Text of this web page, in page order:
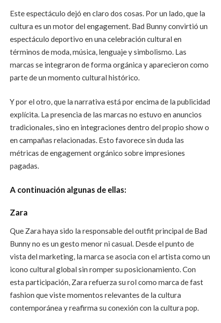
Este espectáculo dejó en claro dos cosas. Por un lado, que la
cultura es un motor del engagement. Bad Bunny convirtió un
espectáculo deportivo en una celebración cultural en
términos de moda, música, lenguaje y simbolismo. Las
marcas se integraron de forma orgánica y aparecieron como
parte de un momento cultural histórico.
Y por el otro, que la narrativa está por encima de la publicidad
explícita. La presencia de las marcas no estuvo en anuncios
tradicionales, sino en integraciones dentro del propio show o
en campañas relacionadas. Esto favorece sin duda las
métricas de engagement orgánico sobre impresiones
pagadas.
A continuación algunas de ellas:
Zara
Que Zara haya sido la responsable del outfit principal de Bad
Bunny no es un gesto menor ni casual. Desde el punto de
vista del marketing, la marca se asocia con el artista como un
icono cultural global sin romper su posicionamiento. Con
esta participación, Zara refuerza su rol como marca de fast
fashion que viste momentos relevantes de la cultura
contemporánea y reafirma su conexión con la cultura pop.